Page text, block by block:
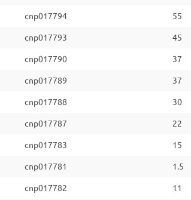
cnp017794 55
cnp017793 45
cnp017790 37
cnp017789 37
cnp017788 30
cnp017787 22
cnp017783 15
cnp017781 1.5
cnp017782 11